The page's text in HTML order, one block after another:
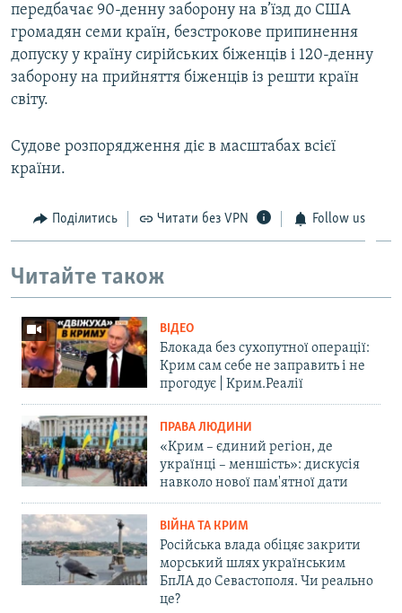
передбачає 90-денну заборону на в’їзд до США
громадян семи країн, безстрокове припинення
допуску у країну сирійських біженців і 120-денну
заборону на прийняття біженців із решти країн
світу.
Судове розпорядження діє в масштабах всієї
країни.
Поділитись Читати без VPN Follow us
Читайте також
ВІДЕО
Блокада без сухопутної операції:
Крим сам себе не заправить і не
прогодує | Крим.Реалії
ПРАВА ЛЮДИНИ
«Крим – єдиний регіон, де
українці – меншість»: дискусія
навколо нової пам'ятної дати
ВІЙНА ТА КРИМ
Російська влада обіцяє закрити
морський шлях українським
БпЛА до Севастополя. Чи реально
це?